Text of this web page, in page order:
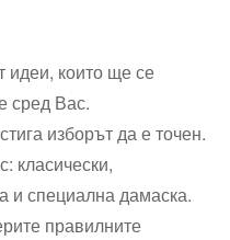
идеи, които ще се
сред Вас.
изборът да е точен.
класически,
и специална дамаска.
правилните